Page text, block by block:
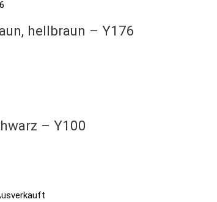
hellbraun – Y176
– Y100